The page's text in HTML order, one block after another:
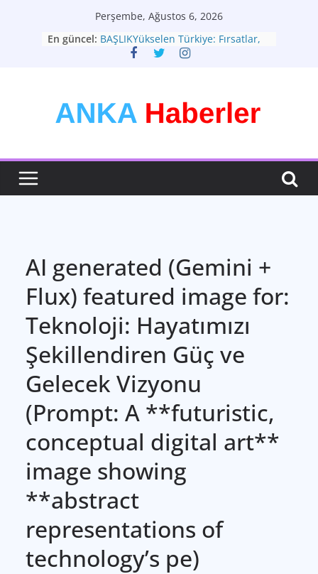
Perşembe, Ağustos 6, 2026
En güncel: BAŞLIKYükselen Türkiye: Fırsatlar,
Zorluklar ve Yeni Vizyon
Teknolojinin Hayatımızdaki Yeri ve
Geleceği: Büyük Dönüşüm
AI generated (Gemini +
Flux) featured image for:
Teknoloji: Hayatımızı
Şekillendiren Güç ve
Gelecek Vizyonu
(Prompt: A **futuristic,
conceptual digital art**
image showing
**abstract
representations of
technology’s pe)